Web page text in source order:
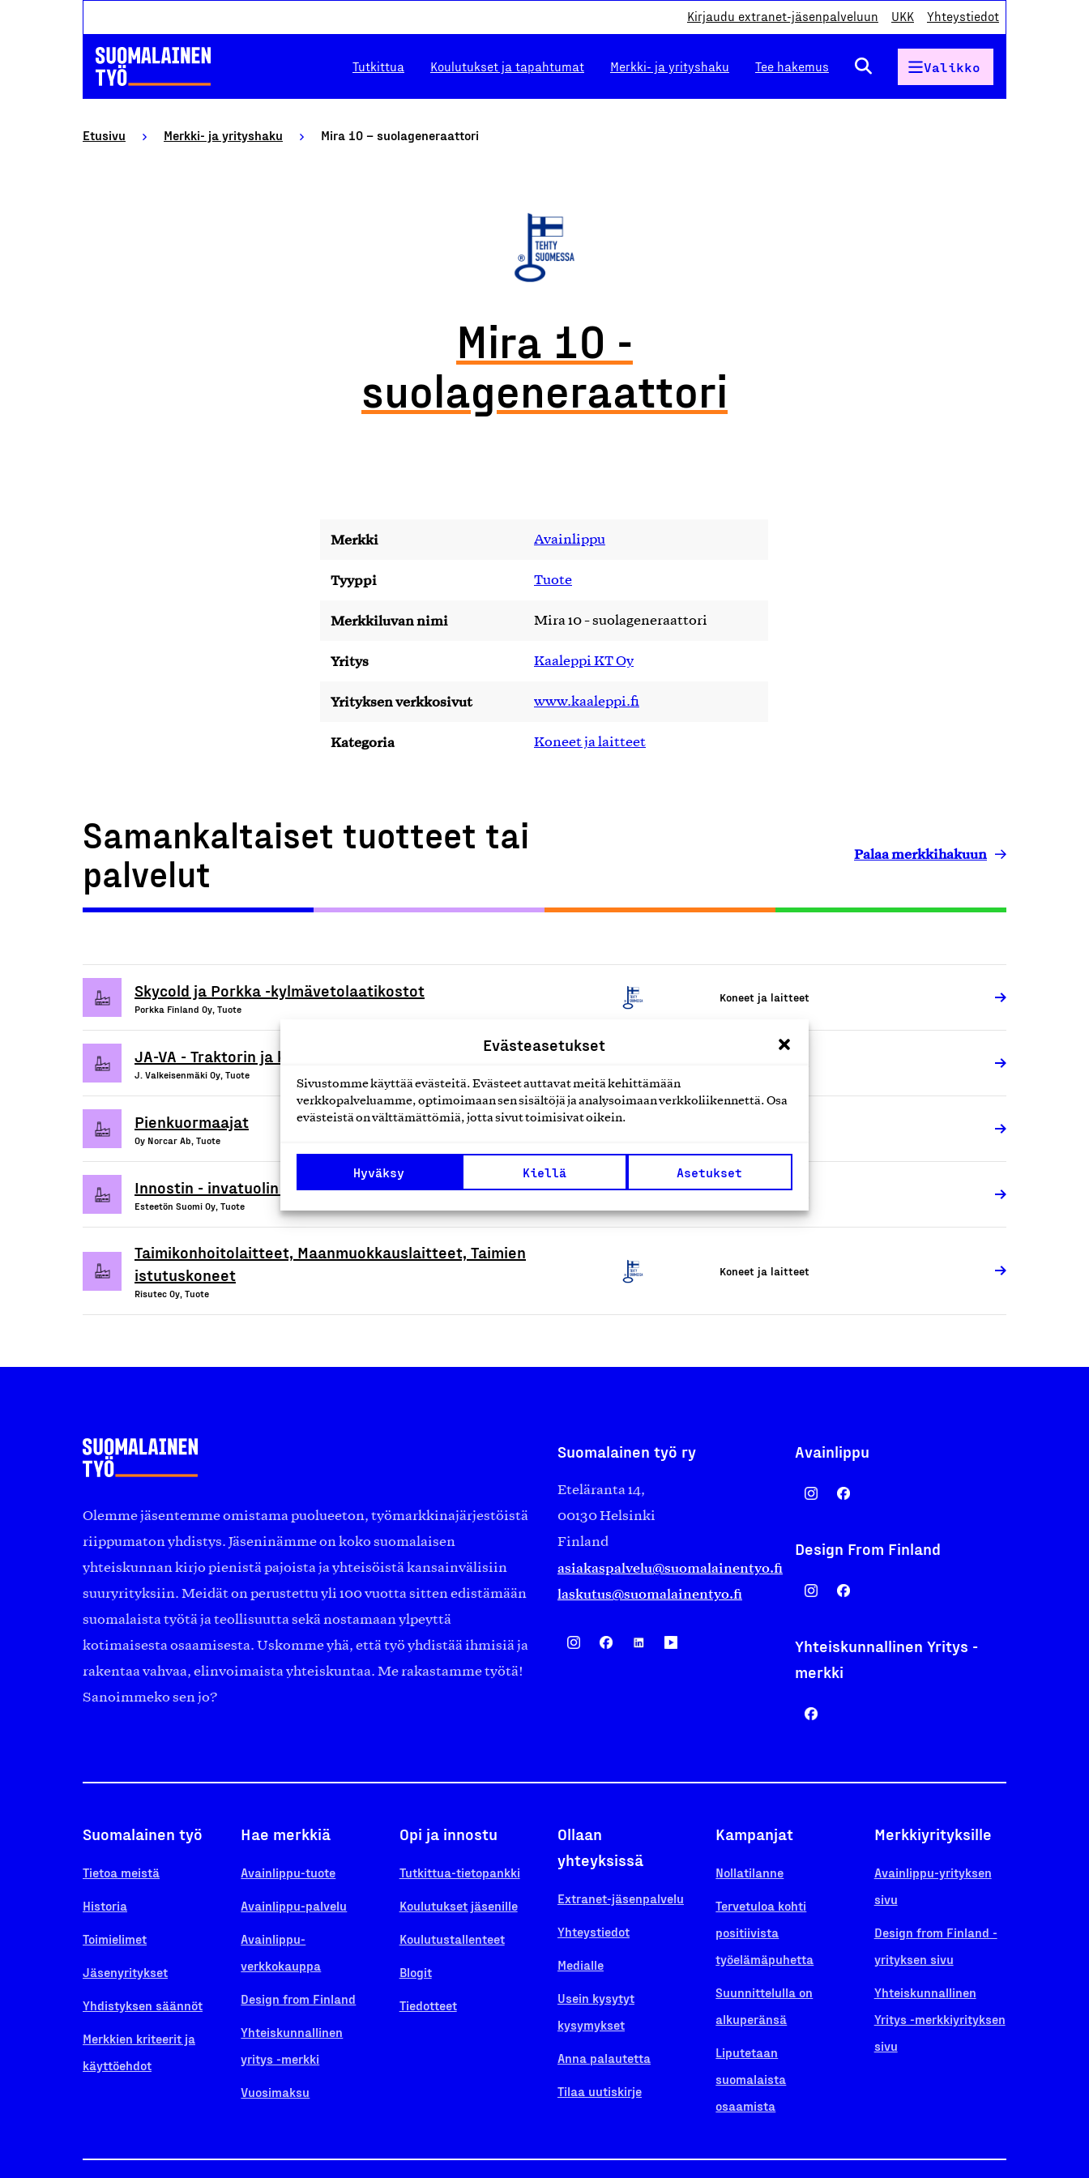
Evästeasetukset
Sivustomme käyttää evästeitä. Evästeet auttavat meitä kehittämään
verkkopalveluamme, optimoimaan sen sisältöjä ja analysoimaan verkkoliikennettä. Osa
evästeistä on välttämättömiä, jotta sivut toimisivat oikein.
Hyväksy Kiellä Asetukset
Kirjaudu extranet-jäsenpalveluun UKK Yhteystiedot
Tutkittua Koulutukset ja tapahtumat Merkki- ja yrityshaku Tee hakemus Valikko
Etusivu Merkki- ja yrityshaku Mira 10 – suolageneraattori
Mira 10 -
suolageneraattori
Merkki Avainlippu
Tyyppi Tuote
Merkkiluvan nimi Mira 10 - suolageneraattori
Yritys Kaaleppi KT Oy
Yrityksen verkkosivut www.kaaleppi.fi
Kategoria Koneet ja laitteet
Samankaltaiset tuotteet tai
palvelut
Palaa merkkihakuun
Skycold ja Porkka -kylmävetolaatikostot
Porkka Finland Oy, Tuote
Koneet ja laitteet
JA-VA - Traktorin ja kaivinkoneiden lisälaitteet
J. Valkeisenmäki Oy, Tuote
Pienkuormaajat
Oy Norcar Ab, Tuote
Innostin - invatuolin nostinlaite
Esteetön Suomi Oy, Tuote
Koneet ja laitteet
Taimikonhoitolaitteet, Maanmuokkauslaitteet, Taimien
istutuskoneet
Risutec Oy, Tuote
Koneet ja laitteet
Olemme jäsentemme omistama puolueeton, työmarkkinajärjestöistä
riippumaton yhdistys. Jäseninämme on koko suomalaisen
yhteiskunnan kirjo pienistä pajoista ja yhteisöistä kansainvälisiin
suuryrityksiin. Meidät on perustettu yli 100 vuotta sitten edistämään
suomalaista työtä ja teollisuutta sekä nostamaan ylpeyttä
kotimaisesta osaamisesta. Uskomme yhä, että työ yhdistää ihmisiä ja
rakentaa vahvaa, elinvoimaista yhteiskuntaa. Me rakastamme työtä!
Sanoimmeko sen jo?
Suomalainen työ ry
Eteläranta 14,
00130 Helsinki
Finland
asiakaspalvelu@suomalainentyo.fi
laskutus@suomalainentyo.fi
Avainlippu
Design From Finland
Yhteiskunnallinen Yritys -
merkki
Suomalainen työ
Tietoa meistä
Historia
Toimielimet
Jäsenyritykset
Yhdistyksen säännöt
Merkkien kriteerit ja
käyttöehdot
Hae merkkiä
Avainlippu-tuote
Avainlippu-palvelu
Avainlippu-
verkkokauppa
Design from Finland
Yhteiskunnallinen
yritys -merkki
Vuosimaksu
Opi ja innostu
Tutkittua-tietopankki
Koulutukset jäsenille
Koulutustallenteet
Blogit
Tiedotteet
Ollaan
yhteyksissä
Extranet-jäsenpalvelu
Yhteystiedot
Medialle
Usein kysytyt
kysymykset
Anna palautetta
Tilaa uutiskirje
Kampanjat
Nollatilanne
Tervetuloa kohti
positiivista
työelämäpuhetta
Suunnittelulla on
alkuperänsä
Liputetaan
suomalaista
osaamista
Merkkiyrityksille
Avainlippu-yrityksen
sivu
Design from Finland -
yrityksen sivu
Yhteiskunnallinen
Yritys -merkkiyrityksen
sivu